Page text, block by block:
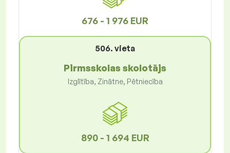
676 - 1 976 EUR
506. vieta
Pirmsskolas skolotājs
Izglītība, Zinātne, Pētniecība
890 - 1 694 EUR